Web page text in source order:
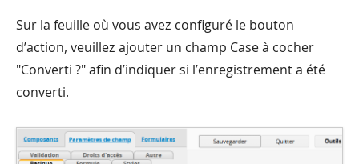
Sur la feuille où vous avez configuré le bouton
d’action, veuillez ajouter un champ Case à cocher
"Converti ?" afin d’indiquer si l’enregistrement a été
converti.